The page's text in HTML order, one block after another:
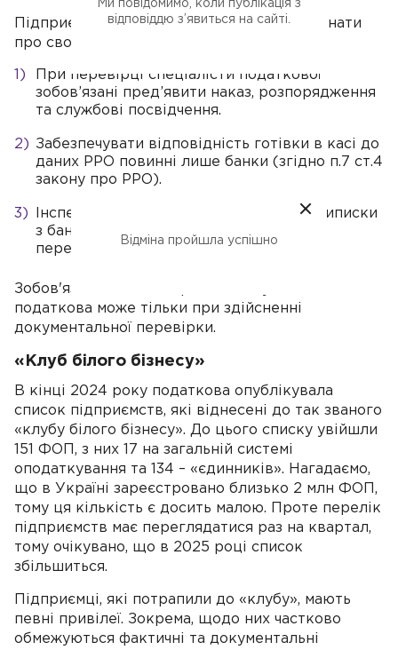
Підприємцям в таких ситуаціях важливо знати
про свої права.
При перевірці спеціалісти податкової
зобов’язані пред’явити наказ, розпорядження
та службові посвідчення.
Забезпечувати відповідність готівки в касі до
даних РРО повинні лише банки (згідно п.7 ст.4
закону про РРО).
Інспектори не мають права вимагати виписки
з банку чи договори під час фактичної
перевірки.
Зобов'язати надати первинні документи
податкова може тільки при здійсненні
документальної перевірки.
«Клуб білого бізнесу»
В кінці 2024 року податкова опублікувала
список підприємств, які віднесені до так званого
«клубу білого бізнесу». До цього списку увійшли
151 ФОП, з них 17 на загальній системі
оподаткування та 134 – «єдинників». Нагадаємо,
що в Україні зареєстровано близько 2 млн ФОП,
тому ця кількість є досить малою. Проте перелік
підприємств має переглядатися раз на квартал,
тому очікувано, що в 2025 році список
збільшиться.
Підприємці, які потрапили до «клубу», мають
певні привілеї. Зокрема, щодо них частково
обмежуються фактичні та документальні
Ми повідомимо, коли публікація з
відповіддю з’явиться на сайті.
Відміна пройшла успішно